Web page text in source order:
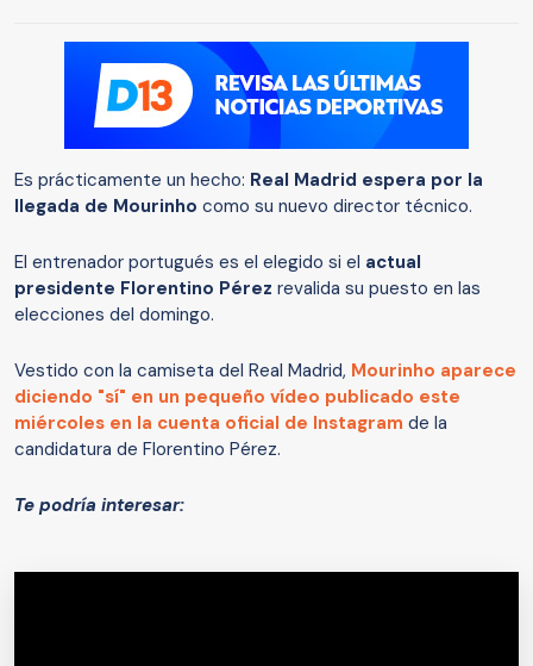
Es prácticamente un hecho: Real Madrid espera por la
llegada de Mourinho como su nuevo director técnico.
El entrenador portugués es el elegido si el actual
presidente Florentino Pérez revalida su puesto en las
elecciones del domingo.
Vestido con la camiseta del Real Madrid, Mourinho aparece
diciendo "sí" en un pequeño vídeo publicado este
miércoles en la cuenta oficial de Instagram de la
candidatura de Florentino Pérez.
Te podría interesar: